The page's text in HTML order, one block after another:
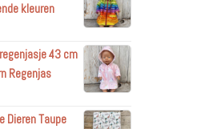
kleuren
43 cm
Regenjas
Dieren Taupe